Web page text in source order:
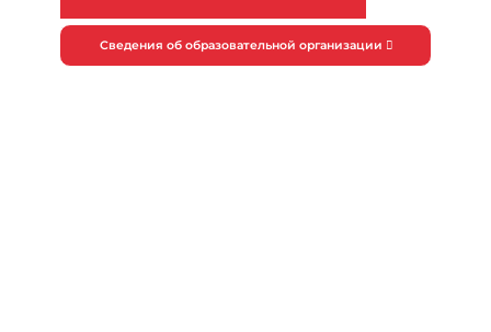
Сведения об образовательной организации